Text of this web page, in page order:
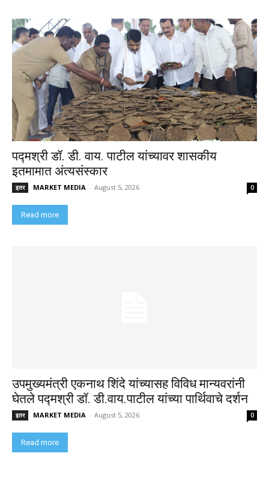
पद्मश्री डॉ. डी. वाय. पाटील यांच्यावर शासकीय
इतमामात अंत्यसंस्कार
इतर MARKET MEDIA - August 5, 2026 0
Read more
उपमुख्यमंत्री एकनाथ शिंदे यांच्यासह विविध मान्यवरांनी
घेतले पद्मश्री डॉ. डी.वाय.पाटील यांच्या पार्थिवाचे दर्शन
इतर MARKET MEDIA - August 5, 2026 0
Read more